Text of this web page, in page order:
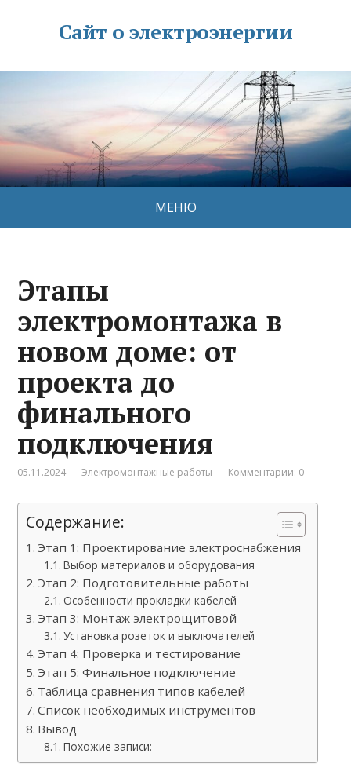
Сайт о электроэнергии
МЕНЮ
Этапы
электромонтажа в
новом доме: от
проекта до
финального
подключения
05.11.2024 Электромонтажные работы Комментарии: 0
Содержание:
Этап 1: Проектирование электроснабжения
Выбор материалов и оборудования
Этап 2: Подготовительные работы
Особенности прокладки кабелей
Этап 3: Монтаж электрощитовой
Установка розеток и выключателей
Этап 4: Проверка и тестирование
Этап 5: Финальное подключение
Таблица сравнения типов кабелей
Список необходимых инструментов
Вывод
Похожие записи: